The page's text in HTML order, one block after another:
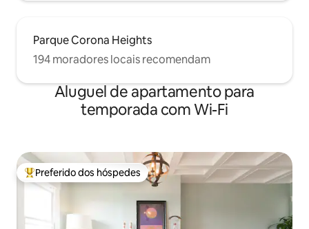
Parque Corona Heights
194 moradores locais recomendam
Aluguel de apartamento para
temporada com Wi-Fi
Entre os melhores preferidos dos hóspedes
Preferido dos hóspedes